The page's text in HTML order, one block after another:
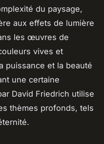
du paysage,
aux effets de lumière
les œuvres de
vives et
puissance et la beauté
une certaine
David Friedrich utilise
thèmes profonds, tels